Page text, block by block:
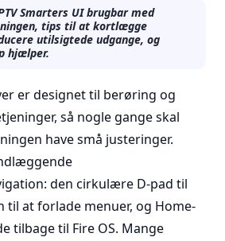
Smarters UI brugbar med
tips til at kortlægge
utilsigtede udgange, og
hjælper.
er designet til berøring og
så nogle gange skal
have små justeringer.
den cirkulære D-pad til
til at forlade menuer, og Home-
tilbage til Fire OS. Mange